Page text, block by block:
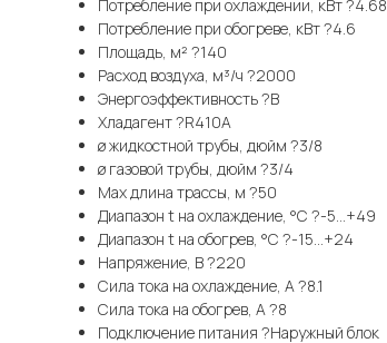
Потребление при охлаждении, кВт ?4.68
Потребление при обогреве, кВт ?4.6
Площадь, м² ?140
Расход воздуха, м³/ч ?2000
Энергоэффективность ?B
Хладагент ?R410A
ø жидкостной трубы, дюйм ?3/8
ø газовой трубы, дюйм ?3/4
Max длина трассы, м ?50
Диапазон t на охлаждение, °С ?-5...+49
Диапазон t на обогрев, °С ?-15...+24
Напряжение, В ?220
Сила тока на охлаждение, А ?8.1
Сила тока на обогрев, А ?8
Подключение питания ?Наружный блок